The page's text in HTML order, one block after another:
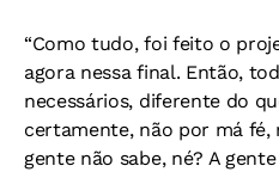
“Como tudo, foi feito o
agora nessa final. Então,
necessários, diferente do
certamente, não por má fé,
gente não sabe, né? A